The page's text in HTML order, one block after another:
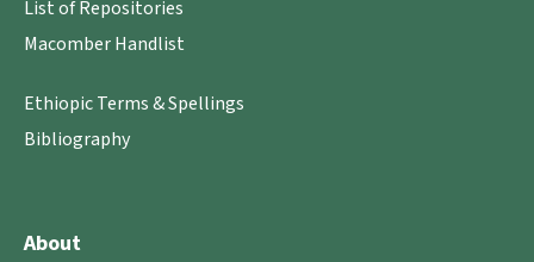
List of Repositories
Macomber Handlist
Ethiopic Terms & Spellings
Bibliography
About